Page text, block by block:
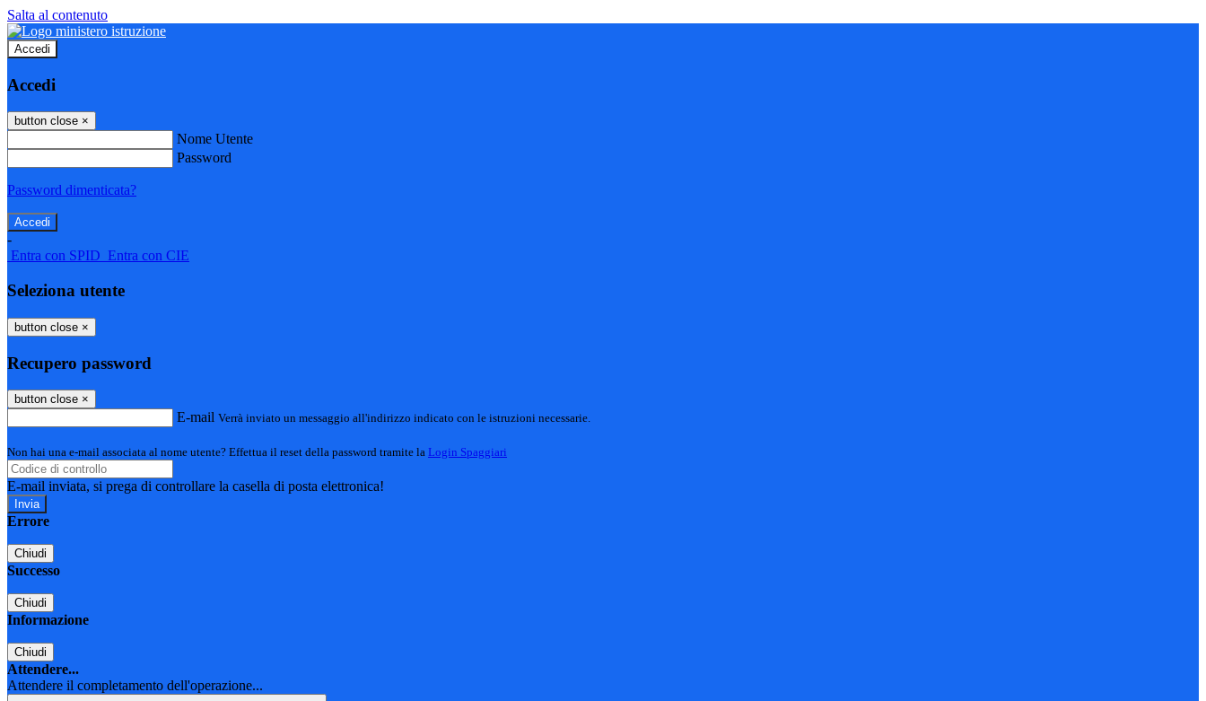
Salta al contenuto
Accedi
Accedi
button close ×
Nome Utente
Password
Password dimenticata?
-
Entra con SPID Entra con CIE
Seleziona utente
button close ×
Recupero password
button close ×
E-mail Verrà inviato un messaggio all'indirizzo indicato con le istruzioni necessarie.
Non hai una e-mail associata al nome utente? Effettua il reset della password tramite la Login Spaggiari
E-mail inviata, si prega di controllare la casella di posta elettronica!
Errore
Chiudi
Successo
Chiudi
Informazione
Chiudi
Attendere...
Attendere il completamento dell'operazione...